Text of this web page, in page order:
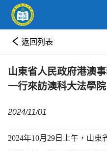
返回列表
山東省人民政府港澳
一行來訪澳科大法學院
2024/11/01
2024年10月29日上午，山